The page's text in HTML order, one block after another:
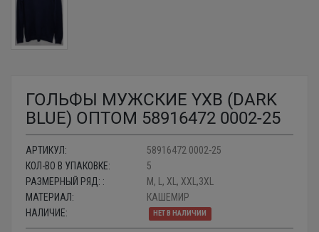
ГОЛЬФЫ МУЖСКИЕ YXB (DARK
BLUE) ОПТОМ 58916472 0002-25
АРТИКУЛ:
58916472 0002-25
КОЛ-ВО В УПАКОВКЕ:
5
РАЗМЕРНЫЙ РЯД: :
M, L, XL, XXL,3XL
МАТЕРИАЛ:
КАШЕМИР
НАЛИЧИЕ:
НЕТ В НАЛИЧИИ